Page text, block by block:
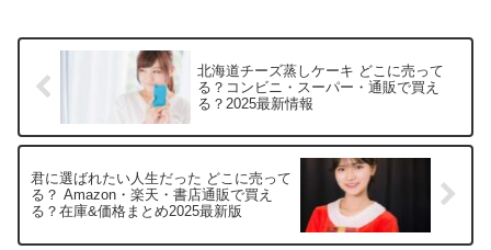
北海道チーズ蒸しケーキ どこに売って
る？コンビニ・スーパー・通販で買え
る？2025最新情報
君に選ばれたい人生だった どこに売って
る？ Amazon・楽天・書店通販で買え
る？在庫&価格まとめ2025最新版